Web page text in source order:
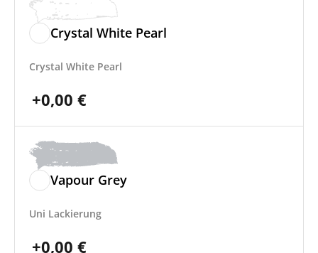
Crystal White Pearl
Crystal White Pearl
+0,00 €
Vapour Grey
Uni Lackierung
+0,00 €